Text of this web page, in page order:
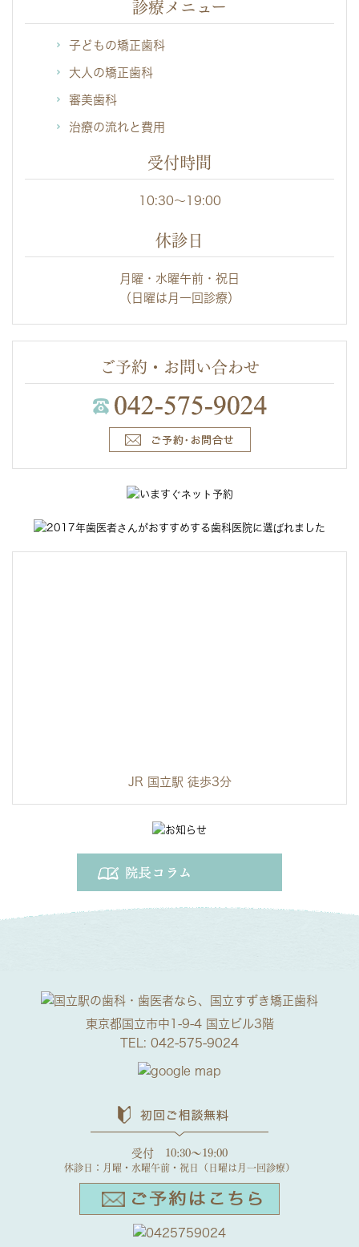
診療メニュー
子どもの矯正歯科
大人の矯正歯科
審美歯科
治療の流れと費用
受付時間
10:30～19:00
休診日
月曜・水曜午前・祝日
（日曜は月一回診療）
ご予約・お問い合わせ
JR 国立駅 徒歩3分
東京都国立市中1-9-4 国立ビル3階
TEL: 042-575-9024
受付 10:30～19:00
休診日：月曜・水曜午前・祝日（日曜は月一回診療）